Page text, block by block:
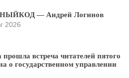
— Андрей Логинов
2026
встреча читателей пятого
о государственном управлении